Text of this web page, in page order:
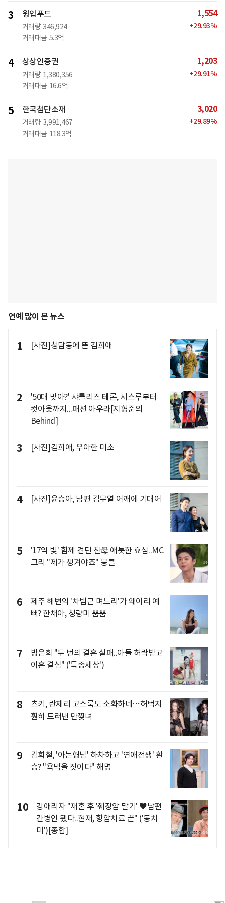
3 윙입푸드
거래량 346,924
거래대금 5.3억
1,554
+29.93%
4 상상인증권
거래량 1,380,356
거래대금 16.6억
1,203
+29.91%
5 한국첨단소재
거래량 3,991,467
거래대금 118.3억
3,020
+29.89%
연예 많이 본 뉴스
1 [사진]청담동에 뜬 김희애
2
'50대 맞아?' 샤를리즈 테론, 시스루부터
컷아웃까지...패션 아우라[지형준의
Behind]
3 [사진]김희애, 우아한 미소
4 [사진]윤승아, 남편 김무열 어깨에 기대어
5
'17억 빚' 함께 견딘 친母 애틋한 효심..MC
그리 "제가 챙겨야죠" 뭉클
6
제주 해변의 '차범근 며느리'가 왜이리 예
뻐? 한채아, 청량미 뿜뿜
7
방은희 "두 번의 결혼 실패..아들 허락받고
이혼 결심" ('특종세상')
8
츠키, 란제리 고스룩도 소화하네…허벅지
훤히 드러낸 만찢녀
9
김희철, '아는형님' 하차하고 '연애전쟁' 환
승? "욕먹을 짓이다" 해명
10
강애리자 "재혼 후 '췌장암 말기' ♥남편
간병인 됐다..현재, 항암치료 끝" ('동치
미')[종합]